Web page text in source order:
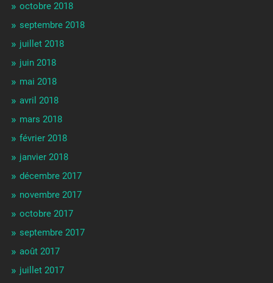
octobre 2018
septembre 2018
juillet 2018
juin 2018
mai 2018
avril 2018
mars 2018
février 2018
janvier 2018
décembre 2017
novembre 2017
octobre 2017
septembre 2017
août 2017
juillet 2017